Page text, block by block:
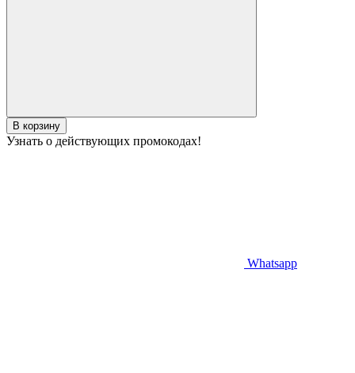
В корзину
Узнать о действующих промокодах!
Whatsapp